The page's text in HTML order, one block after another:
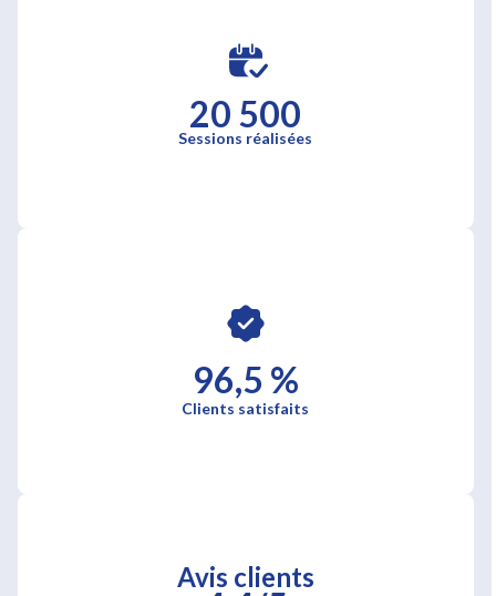
20 500
Sessions réalisées
96,5 %
Clients satisfaits
Avis clients